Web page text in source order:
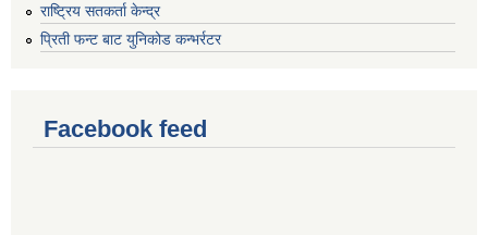
राष्ट्रिय सतकर्ता केन्द्र
प्रिती फन्ट बाट युनिकोड कन्भर्रटर
Facebook feed